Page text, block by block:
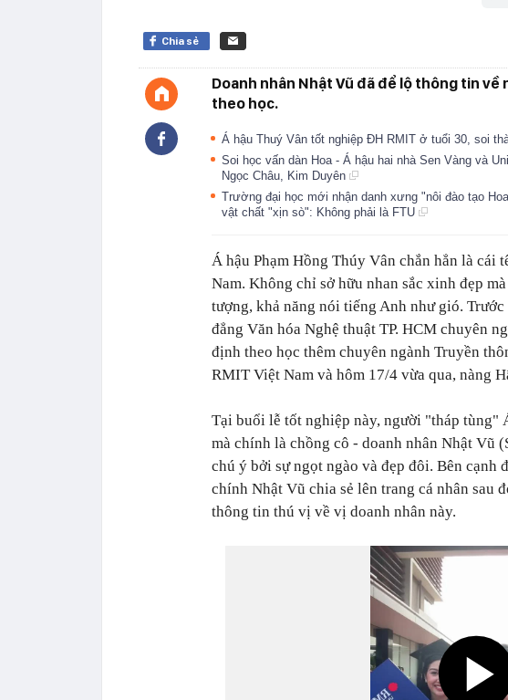
Chia sẻ
Doanh nhân Nhật Vũ đã để lộ thông tin
theo học.
Á hậu Thuý Vân tốt nghiệp ĐH RMIT ở tuổi 30, soi
Soi học vấn dàn Hoa - Á hậu hai nhà Sen Vàng và
Ngọc Châu, Kim Duyên
Trường đại học mới nhận danh xưng "nôi đào tạo
vật chất "xịn sò": Không phải là FTU
Á hậu Phạm Hồng Thúy Vân chắn hẳn là cái
Nam. Không chỉ sở hữu nhan sắc xinh đẹp
tượng, khả năng nói tiếng Anh như gió.
đẳng Văn hóa Nghệ thuật TP. HCM chuyên
định theo học thêm chuyên ngành Truyền
RMIT Việt Nam và hôm 17/4 vừa qua, nàng
Tại buổi lễ tốt nghiệp này, người "tháp tùng"
mà chính là chồng cô - doanh nhân Nhật Vũ
chú ý bởi sự ngọt ngào và đẹp đôi. Bên cạnh
chính Nhật Vũ chia sẻ lên trang cá nhân sau
thông tin thú vị về vị doanh nhân này.